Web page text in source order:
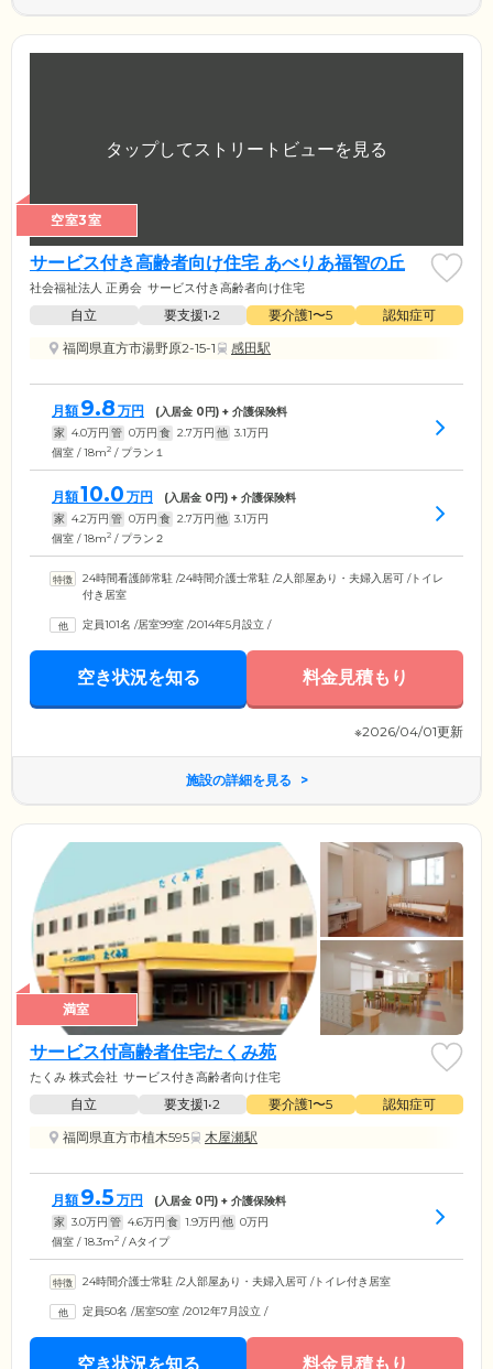
空室3室
サービス付き高齢者向け住宅 あべりあ福智の丘
社会福祉法人 正勇会 サービス付き高齢者向け住宅
自立 要支援1•2 要介護1〜5
認知症可
福岡県直方市湯野原2-15-1
感田駅
月額 9.8 万円 (入居金 0円) + 介護保険料
家 4.0万円 管 0万円 食 2.7万円 他 3.1万円
個室 / 18m2 / プラン１
月額10.0 万円 (入居金 0円) + 介護保険料
家 4.2万円 管 0万円 食 2.7万円 他 3.1万円
個室 / 18m2 / プラン２
24時間看護師常駐 /24時間介護士常駐 /2人部屋あり・夫婦入居可 /トイレ
付き居室
定員101名 /居室99室 /2014年5月設立 /
空き状況を知る 料金見積もり
※2026/04/01更新
施設の詳細を見る
満室
サービス付高齢者住宅たくみ苑
たくみ 株式会社 サービス付き高齢者向け住宅
自立 要支援1•2 要介護1〜5
認知症可
福岡県直方市植木595
木屋瀬駅
月額 9.5 万円 (入居金 0円) + 介護保険料
家 3.0万円 管 4.6万円 食 1.9万円 他 0万円
個室 / 18.3m2 / Aタイプ
24時間介護士常駐 /2人部屋あり・夫婦入居可 /トイレ付き居室
定員50名 /居室50室 /2012年7月設立 /
空き状況を知る 料金見積もり